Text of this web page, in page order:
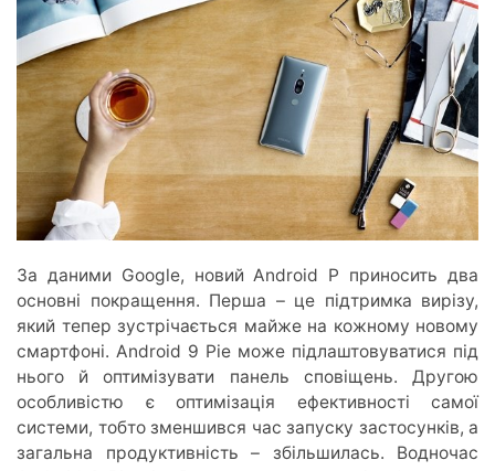
За даними Google, новий Android P приносить два
основні покращення. Перша – це підтримка вирізу,
який тепер зустрічається майже на кожному новому
смартфоні. Android 9 Pie може підлаштовуватися під
нього й оптимізувати панель сповіщень. Другою
особливістю є оптимізація ефективності самої
системи, тобто зменшився час запуску застосунків, а
загальна продуктивність – збільшилась. Водночас